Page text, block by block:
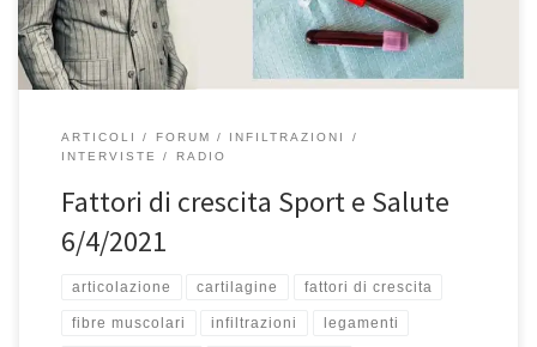
ARTICOLI FORUM
INFILTRAZIONI
INTERVISTE
RADIO
Fattori di crescita Sport e Salute
6/4/2021
articolazione cartilagine fattori di crescita
fibre muscolari infiltrazioni legamenti